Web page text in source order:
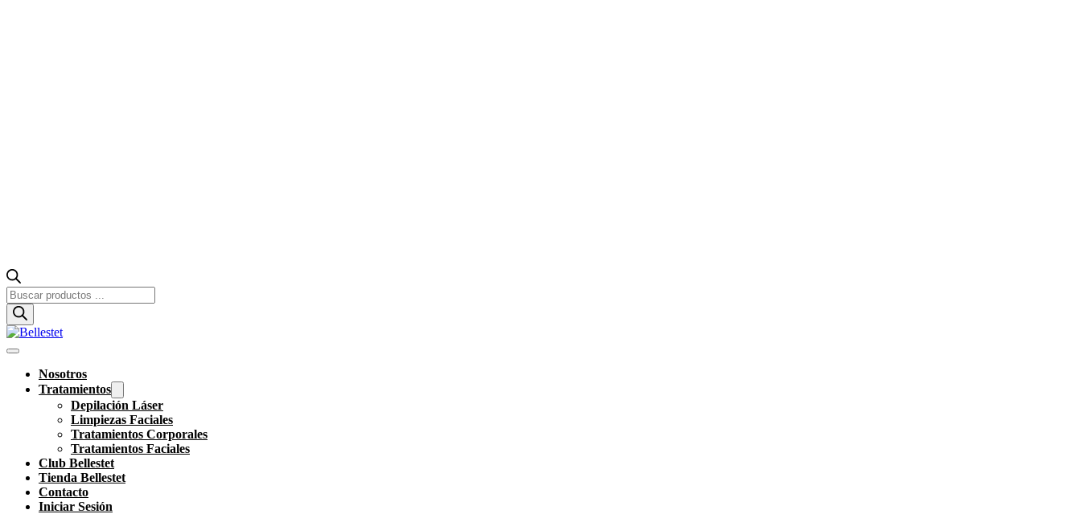
Búsqueda
de
productos
Nosotros
Tratamientos
Depilación Láser
Limpiezas Faciales
Tratamientos Corporales
Tratamientos Faciales
Club Bellestet
Tienda Bellestet
Contacto
Iniciar Sesión